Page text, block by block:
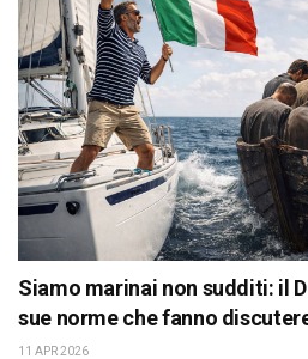
Siamo marinai non sudditi: il
sue norme che fanno
11 APR 2026